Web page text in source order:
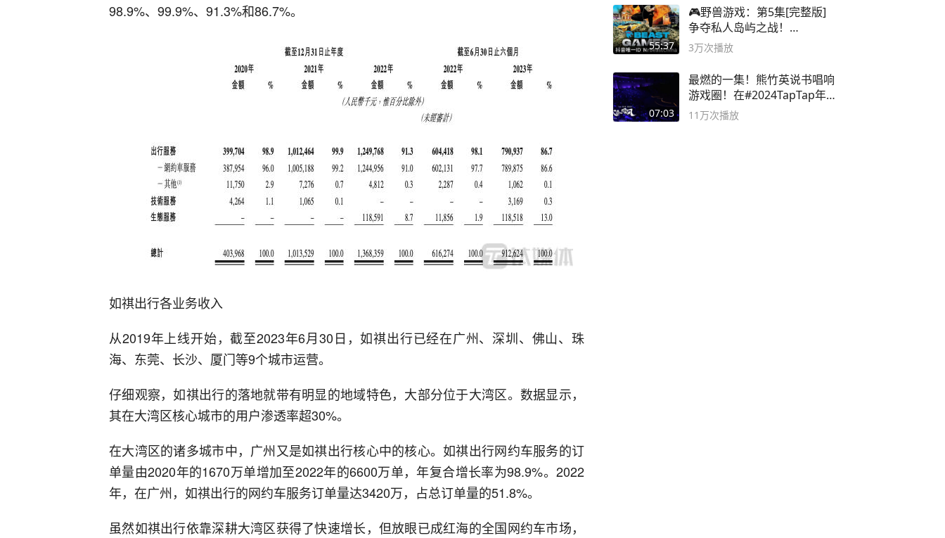
98.9%、99.9%、91.3%和86.7%。
如祺出行各业务收入
从2019年上线开始，截至2023年6月30日，如祺出行已经在广州、深圳、佛山、珠
海、东莞、长沙、厦门等9个城市运营。
仔细观察，如祺出行的落地就带有明显的地域特色，大部分位于大湾区。数据显示，
其在大湾区核心城市的用户渗透率超30%。
在大湾区的诸多城市中，广州又是如祺出行核心中的核心。如祺出行网约车服务的订
单量由2020年的1670万单增加至2022年的6600万单，年复合增长率为98.9%。2022
年，在广州，如祺出行的网约车服务订单量达3420万，占总订单量的51.8%。
虽然如祺出行依靠深耕大湾区获得了快速增长，但放眼已成红海的全国网约车市场，
55:37
🎮野兽游戏：第5集[完整版]
争夺私人岛屿之战！
#MrBeastChina
3万次播放
07:03
最燃的一集！熊竹英说书唱响
游戏圈！在#2024TapTap年
度游戏大赏
11万次播放